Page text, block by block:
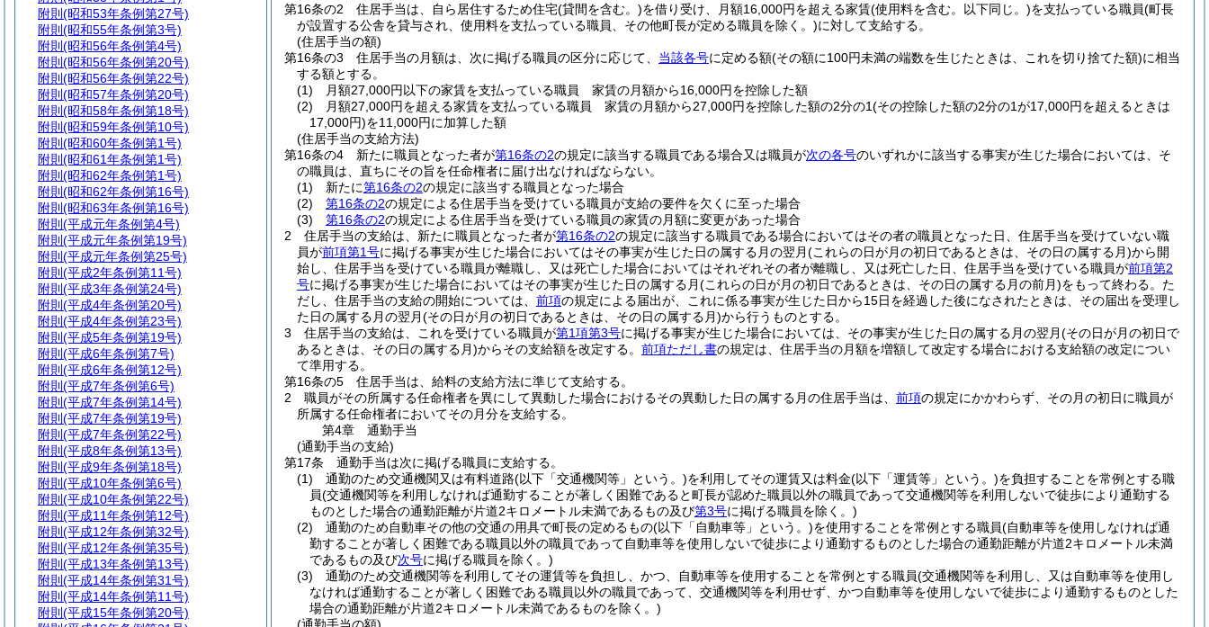
第16条の2
住居手当は、自ら居住するため住宅(貸間を含む。)を借り受け、月額16,000円を超える家賃(使用料を含む。以下同じ。)を支払っている職員(町長
が設置する公舎を貸与され、使用料を支払っている職員、その他町長が定める職員を除く。)に対して支給する。
(住居手当の額)
第16条の3
住居手当の月額は、次に掲げる職員の区分に応じて、 当該各号に定める額(その額に100円未満の端数を生じたときは、これを切り捨てた額)に相当
する額とする。
(1)
月額27,000円以下の家賃を支払っている職員 家賃の月額から16,000円を控除した額
(2)
月額27,000円を超える家賃を支払っている職員 家賃の月額から27,000円を控除した額の2分の1(その控除した額の2分の1が17,000円を超えるときは
17,000円)を11,000円に加算した額
(住居手当の支給方法)
第16条の4
新たに職員となった者が第16条の2の規定に該当する職員である場合又は職員が次の各号のいずれかに該当する事実が生じた場合においては、そ
の職員は、直ちにその旨を任命権者に届け出なければならない。
(1)
新たに第16条の2の規定に該当する職員となった場合
(2)
第16条の2の規定による住居手当を受けている職員が支給の要件を欠くに至った場合
(3)
第16条の2の規定による住居手当を受けている職員の家賃の月額に変更があった場合
2
住居手当の支給は、新たに職員となった者が第16条の2の規定に該当する職員である場合においてはその者の職員となった日、住居手当を受けていない職
員が前項第1号に掲げる事実が生じた場合においてはその事実が生じた日の属する月の翌月(これらの日が月の初日であるときは、その日の属する月)から開
始し、住居手当を受けている職員が離職し、又は死亡した場合においてはそれぞれその者が離職し、又は死亡した日、住居手当を受けている職員が前項第2
号に掲げる事実が生じた場合においてはその事実が生じた日の属する月(これらの日が月の初日であるときは、その日の属する月の前月)をもって終わる。 た
だし、住居手当の支給の開始については、 前項の規定による届出が、これに係る事実が生じた日から15日を経過した後になされたときは、その届出を受理し
た日の属する月の翌月(その日が月の初日であるときは、その日の属する月)から行うものとする。
3
住居手当の支給は、これを受けている職員が第1項第3号に掲げる事実が生じた場合においては、その事実が生じた日の属する月の翌月(その日が月の初日で
あるときは、その日の属する月)からその支給額を改定する。 前項ただし書の規定は、住居手当の月額を増額して改定する場合における支給額の改定につい
て準用する。
第16条の5
住居手当は、給料の支給方法に準じて支給する。
2
職員がその所属する任命権者を異にして異動した場合におけるその異動した日の属する月の住居手当は、 前項の規定にかかわらず、その月の初日に職員が
所属する任命権者においてその月分を支給する。
第4章
通勤手当
(通勤手当の支給)
第17条
通勤手当は次に掲げる職員に支給する。
(1)
通勤のため交通機関又は有料道路(以下「交通機関等」という。)を利用してその運賃又は料金(以下「運賃等」という。)を負担することを常例とする職
員(交通機関等を利用しなければ通勤することが著しく困難であると町長が認めた職員以外の職員であって交通機関等を利用しないで徒歩により通勤する
ものとした場合の通勤距離が片道2キロメートル未満であるもの及び第3号に掲げる職員を除く。)
(2)
通勤のため自動車その他の交通の用具で町長の定めるもの(以下「自動車等」という。)を使用することを常例とする職員(自動車等を使用しなければ通
勤することが著しく困難である職員以外の職員であって自動車等を使用しないで徒歩により通勤するものとした場合の通勤距離が片道2キロメートル未満
であるもの及び次号に掲げる職員を除く。)
(3)
通勤のため交通機関等を利用してその運賃等を負担し、かつ、自動車等を使用することを常例とする職員(交通機関等を利用し、又は自動車等を使用し
なければ通勤することが著しく困難である職員以外の職員であって、交通機関等を利用せず、かつ自動車等を使用しないで徒歩により通勤するものとした
場合の通勤距離が片道2キロメートル未満であるものを除く。)
附則 (昭和53年条例第27号)
附則 (昭和55年条例第3号)
附則 (昭和56年条例第4号)
附則 (昭和56年条例第20号)
附則 (昭和56年条例第22号)
附則 (昭和57年条例第20号)
附則 (昭和58年条例第18号)
附則 (昭和59年条例第10号)
附則 (昭和60年条例第1号)
附則 (昭和61年条例第1号)
附則 (昭和62年条例第1号)
附則 (昭和62年条例第16号)
附則 (昭和63年条例第16号)
附則 (平成元年条例第4号)
附則 (平成元年条例第19号)
附則 (平成元年条例第25号)
附則 (平成2年条例第11号)
附則 (平成3年条例第24号)
附則 (平成4年条例第20号)
附則 (平成4年条例第23号)
附則 (平成5年条例第19号)
附則 (平成6年条例第7号)
附則 (平成6年条例第12号)
附則 (平成7年条例第6号)
附則 (平成7年条例第14号)
附則 (平成7年条例第19号)
附則 (平成7年条例第22号)
附則 (平成8年条例第13号)
附則 (平成9年条例第18号)
附則 (平成10年条例第6号)
附則 (平成10年条例第22号)
附則 (平成11年条例第12号)
附則 (平成12年条例第32号)
附則 (平成12年条例第35号)
附則 (平成13年条例第13号)
附則 (平成14年条例第31号)
附則 (平成14年条例第11号)
附則 (平成15年条例第20号)